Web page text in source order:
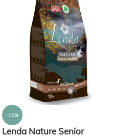
-10%
Lenda Nature Senior